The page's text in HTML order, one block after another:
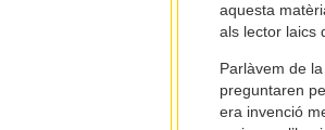
aquesta
als lector laics
Parlàvem de
preguntaren
era invenció